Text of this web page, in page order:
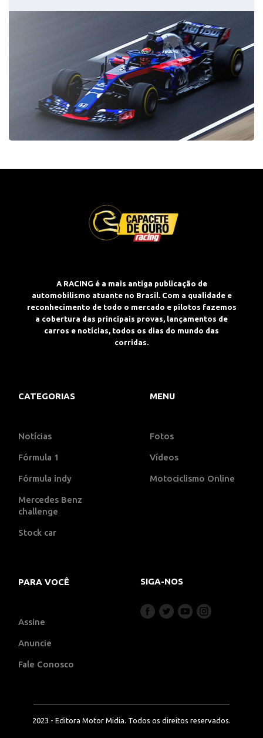
A RACING é a mais antiga publicação de
automobilismo atuante no Brasil. Com a qualidade e
reconhecimento de todo o mercado e pilotos fazemos
a cobertura das principais provas, lançamentos de
carros e notícias, todos os dias do mundo das
corridas.
CATEGORIAS
Notícias
Fórmula 1
Fórmula indy
Mercedes Benz
challenge
Stock car
MENU
Fotos
Vídeos
Motociclismo Online
PARA VOCÊ
Assine
Anuncie
Fale Conosco
SIGA-NOS
2023 - Editora Motor Midia. Todos os direitos reservados.